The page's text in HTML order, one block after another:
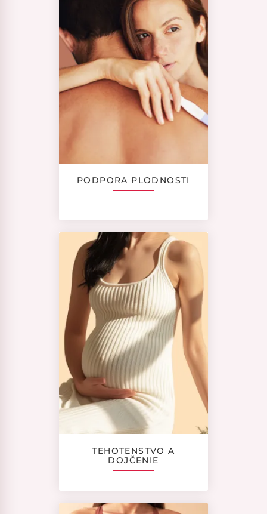
PODPORA PLODNOSTI
TEHOTENSTVO A
DOJČENIE